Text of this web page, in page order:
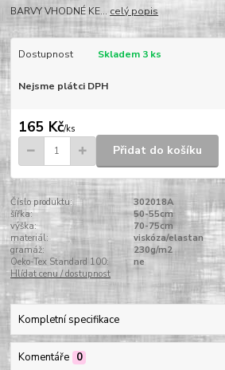
BARVY VHODNÉ KE... celý popis
Dostupnost Skladem 3 ks
Nejsme plátci DPH
165 Kč/ks
Přidat do košíku
Číslo produktu:
302018A
šířka:
50-55cm
výška:
70-75cm
materiál:
viskóza/elastan
gramáž:
230g/m2
Oeko-Tex Standard 100:
ne
Hlídat cenu / dostupnost
Kompletní specifikace
Komentáře 0